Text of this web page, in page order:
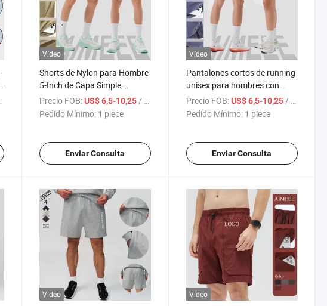
Vídeo
Shorts de Nylon para Hombre
5-Inch de Capa Simple,
Estirables, Casual, para
Fitness, Correr, de Secado
Rápido, Shorts Deportivos
Precio FOB: US$ 6,5-10,25 / piece
Pedido Mínimo: 1 piece
Enviar Consulta
Vídeo
Pantalones cortos de running
unisex para hombres con
bolsillos con cremallera para
fitness, entrenamiento y
Precio FOB: US$ 6,5-10,25 / piece
Pedido Mínimo: 1 piece
Enviar Consulta
Vídeo Vídeo